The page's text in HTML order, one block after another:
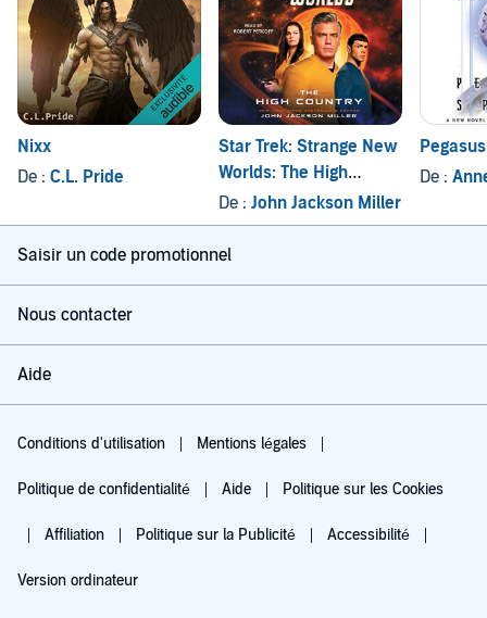
Nixx
De : C.L. Pride
Star Trek: Strange New
Worlds: The High
Country
De : John Jackson Miller
De :
Saisir un code promotionnel
Nous contacter
Aide
Conditions d'utilisation Mentions légales
Politique de confidentialité Aide Politique sur les Cookies
Affiliation Politique sur la Publicité Accessibilité
Version ordinateur